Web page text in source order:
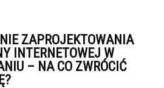
ZAPROJEKTOWANIA
INTERNETOWEJ W
– NA CO ZWRÓCIĆ